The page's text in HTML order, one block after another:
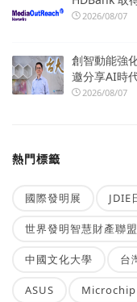
2026/08/07
創智動能強
邀分享AI時
2026/08/07
熱門標籤
國際發明展 JDIE
世界發明智慧財產聯
中國文化大學 台
ASUS Microchip